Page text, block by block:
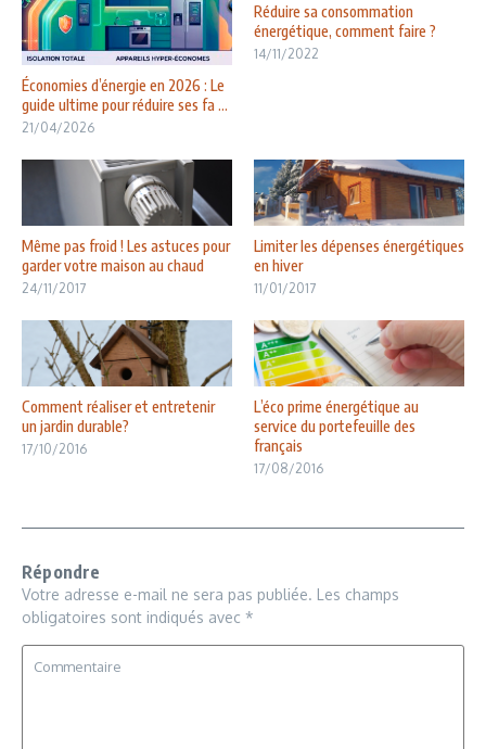
Économies d’énergie en 2026 : Le
guide ultime pour réduire ses fa ...
21/04/2026
Réduire sa consommation
énergétique, comment faire ?
14/11/2022
Même pas froid ! Les astuces pour
garder votre maison au chaud
24/11/2017
Limiter les dépenses énergétiques
en hiver
11/01/2017
Comment réaliser et entretenir
un jardin durable?
17/10/2016
L’éco prime énergétique au
service du portefeuille des
français
17/08/2016
Répondre
Votre adresse e-mail ne sera pas publiée. Les champs
obligatoires sont indiqués avec *